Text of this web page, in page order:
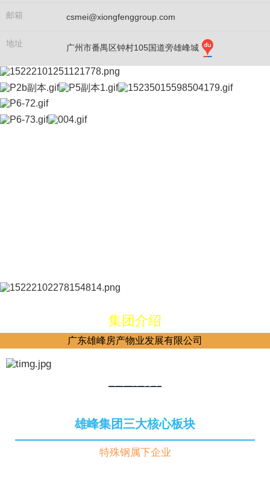
邮箱 csmei@xiongfenggroup.com
地址 广州市番禺区钟村105国道旁雄峰城
集团介绍
广东雄峰房产物业发展有限公司
雄峰集团三大核心板块
特殊钢属下企业